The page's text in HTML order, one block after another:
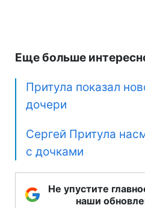
Еще больше
Притула показал
дочери
Сергей Притула
с дочками
Не упустите
наши